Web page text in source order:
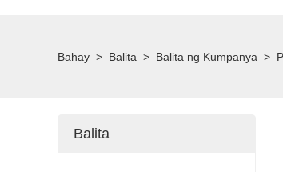
Bahay > Balita > Balita ng Kumpanya >
Balita